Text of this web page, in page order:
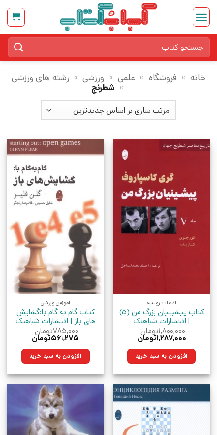
Skip
content
برای:
خانه » فروشگاه » علمی » ورزشی » رشته های ورزشی
» شطرنج
ادبیات روسیه
کتاب پیشینیان بزرگ من (5)
| انتشارات شباهنگ
۱,۸۰۰,۰۰۰تومان
قیمت
۱,۸۰۰,۰۰۰تومان
بود.
۱,۲۸۷,۰۰۰تومان
۱,۲۸۷,۰۰۰تومان.افزودن به سبد خرید
آموزش ورزشی
کتاب گام به گام با:گشایش
های باز | انتشارات شباهنگ
۷۸۵,۰۰۰تومان
قیمت
۷۸۵,۰۰۰تومان
بود.
۵۶۱,۲۷۵تومان
۵۶۱,۲۷۵تومان.افزودن به سبد خرید